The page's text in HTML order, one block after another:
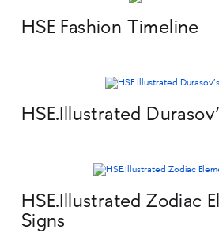
HSE Fashion Timeline
HSE.Illustrated
HSE.Illustrated Zodiac
Signs